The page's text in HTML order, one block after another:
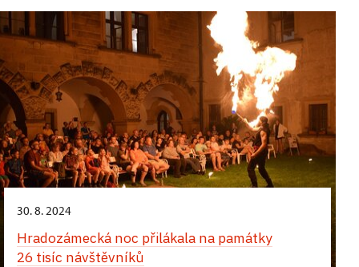
30. 8. 2024
Hradozámecká noc přilákala na památky
26 tisíc návštěvníků